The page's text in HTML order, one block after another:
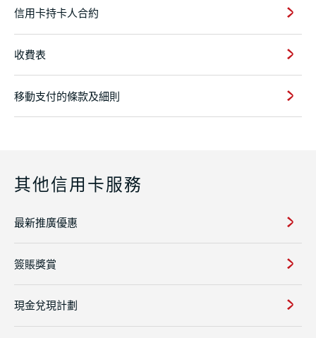
信用卡持卡人合約
收費表
移動支付的條款及細則
其他信用卡服務
最新推廣優惠
簽賬獎賞
現金兌現計劃